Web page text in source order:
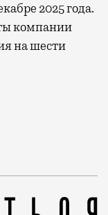
2025 года.
компании
на шести
по